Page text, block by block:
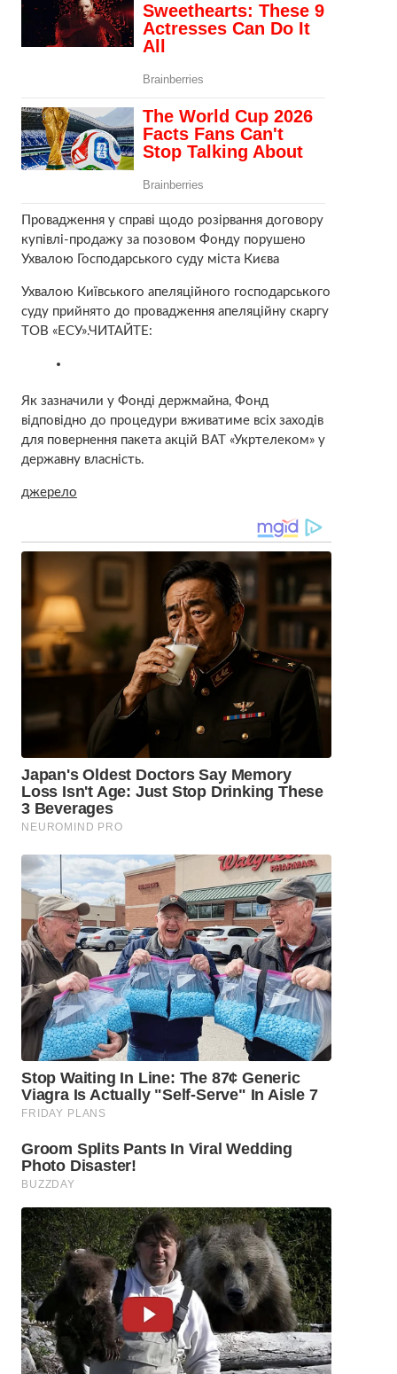
Провадження у справі щодо розірвання договору
купівлі-продажу за позовом Фонду порушено
Ухвалою Господарського суду міста Києва
Ухвалою Київського апеляційного господарського
суду прийнято до провадження апеляційну скаргу
ТОВ «ЕСУ».ЧИТАЙТЕ:
Як зазначили у Фонді держмайна, Фонд
відповідно до процедури вживатиме всіх заходів
для повернення пакета акцій ВАТ «Укртелеком» у
державну власність.
джерело